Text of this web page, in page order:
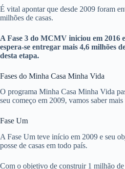
É vital apontar que desde 2009 foram
milhões de casas.
A Fase 3 do MCMV iniciou em 2016
espera-se entregar mais 4,6 milhões
desta etapa.
Fases do Minha Casa Minha Vida
O programa Minha Casa Minha Vida
seu começo em 2009, vamos saber
Fase Um
A Fase Um teve início em 2009 e seu
posse de casas em todo país.
Com o objetivo de construir 1 milhão de